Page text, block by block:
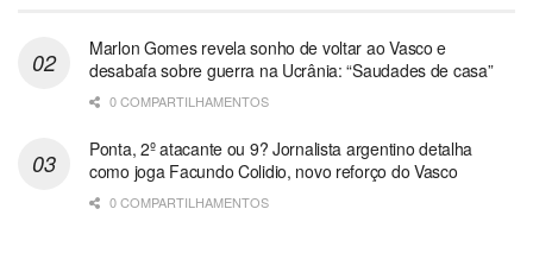
Marlon Gomes revela sonho de voltar ao Vasco e
desabafa sobre guerra na Ucrânia: “Saudades de casa”
0 COMPARTILHAMENTOS
Ponta, 2º atacante ou 9? Jornalista argentino detalha
como joga Facundo Colidio, novo reforço do Vasco
0 COMPARTILHAMENTOS